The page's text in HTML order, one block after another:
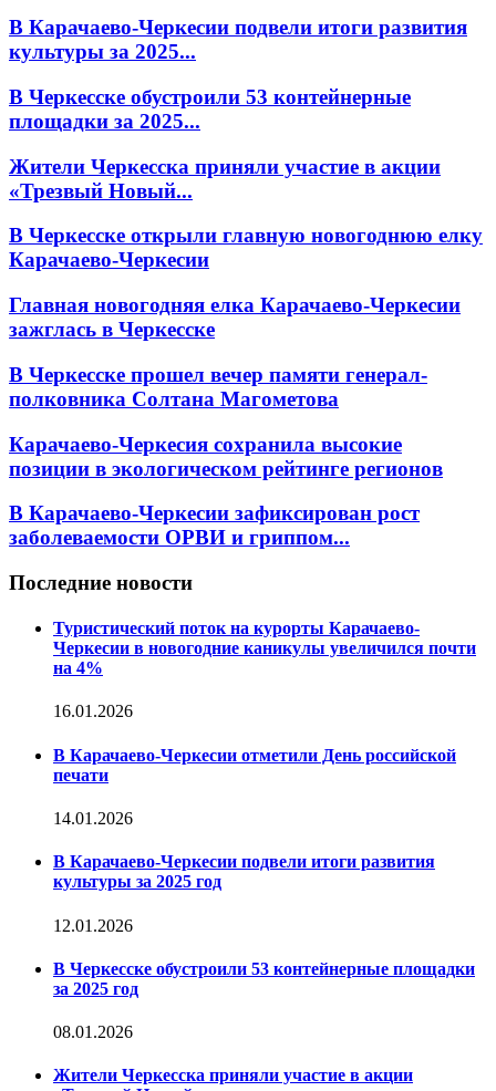
В Карачаево-Черкесии подвели итоги развития
культуры за 2025...
В Черкесске обустроили 53 контейнерные
площадки за 2025...
Жители Черкесска приняли участие в акции
«Трезвый Новый...
В Черкесске открыли главную новогоднюю елку
Карачаево-Черкесии
Главная новогодняя елка Карачаево-Черкесии
зажглась в Черкесске
В Черкесске прошел вечер памяти генерал-
полковника Солтана Магометова
Карачаево-Черкесия сохранила высокие
позиции в экологическом рейтинге регионов
В Карачаево-Черкесии зафиксирован рост
заболеваемости ОРВИ и гриппом...
Последние новости
Туристический поток на курорты Карачаево-
Черкесии в новогодние каникулы увеличился почти
на 4%
16.01.2026
В Карачаево-Черкесии отметили День российской
печати
14.01.2026
В Карачаево-Черкесии подвели итоги развития
культуры за 2025 год
12.01.2026
В Черкесске обустроили 53 контейнерные площадки
за 2025 год
08.01.2026
Жители Черкесска приняли участие в акции